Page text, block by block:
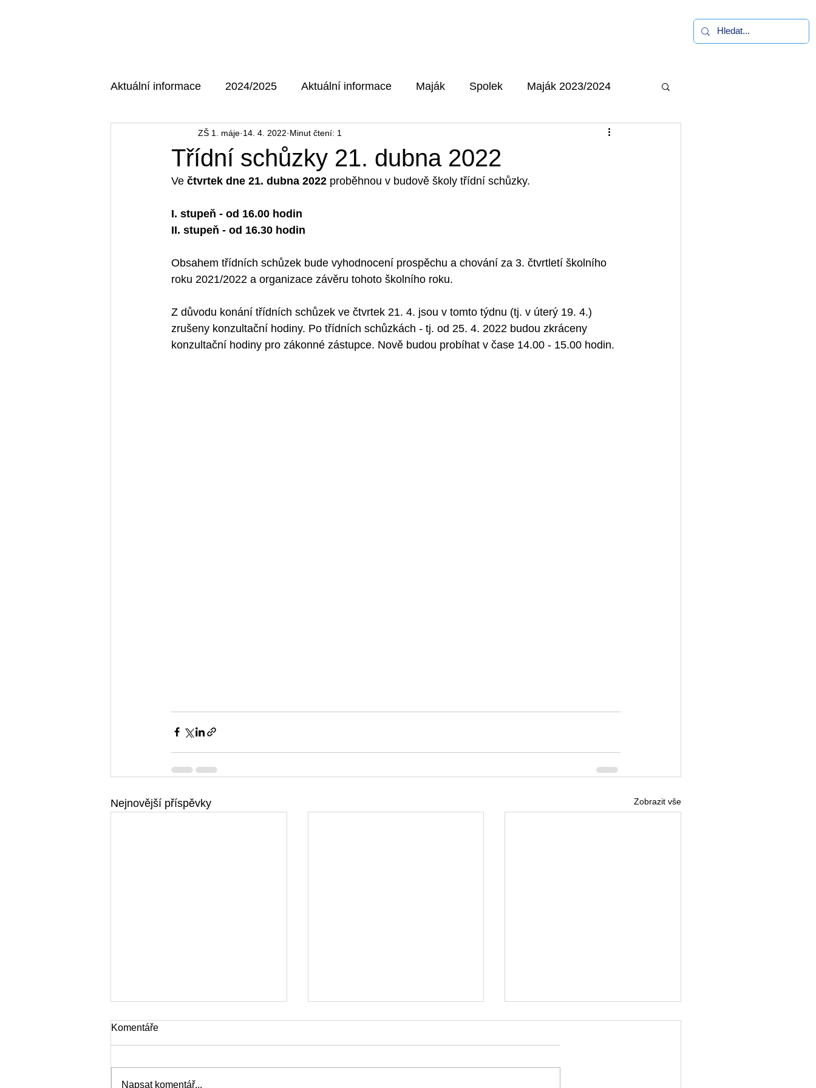
Aktuální informace 2024/2025 Aktuální informace Maják Spolek Maják 2023/2024
AKTUÁLNÍ MAJÁK 2025/2026
Třídní schůzky 21. dubna 2022
ZŠ 1. máje 14. 4. 2022 Minut čtení: 1
Ve čtvrtek dne 21. dubna 2022 proběhnou v budově školy třídní schůzky.
I. stupeň - od 16.00 hodin
II. stupeň - od 16.30 hodin
Obsahem třídních schůzek bude vyhodnocení prospěchu a chování za 3. čtvrtletí školního
roku 2021/2022 a organizace závěru tohoto školního roku.
Z důvodu konání třídních schůzek ve čtvrtek 21. 4. jsou v tomto týdnu (tj. v úterý 19. 4.)
zrušeny konzultační hodiny. Po třídních schůzkách - tj. od 25. 4. 2022 budou zkráceny
konzultační hodiny pro zákonné zástupce. Nově budou probíhat v čase 14.00 - 15.00 hodin.
Nejnovější příspěvky Zobrazit vše
Komentáře
Napsat komentář...